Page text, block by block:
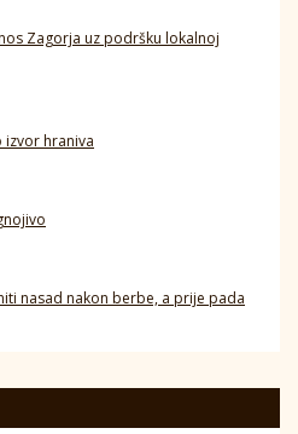
Zagorja uz podršku lokalnoj
izvor hraniva
nasad nakon berbe, a prije pada